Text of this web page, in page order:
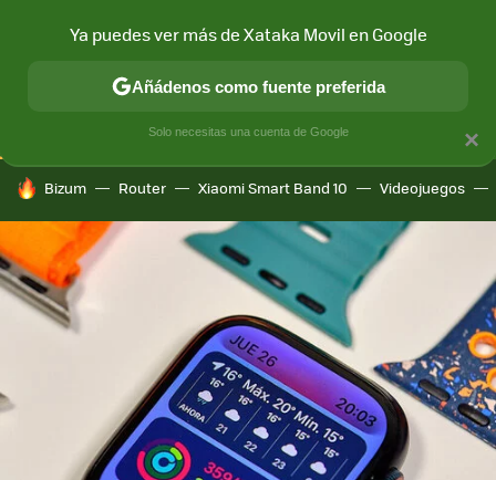
CONECTIVIDAD MÓVIL Y SOCIEDAD APLICACIONES
HOY SE HABLA DE
Bizum Router Xiaomi Smart Band 10 Videojuegos
×
Ya puedes ver más de Xataka Movil en Google
Añádenos como fuente preferida
Solo necesitas una cuenta de Google